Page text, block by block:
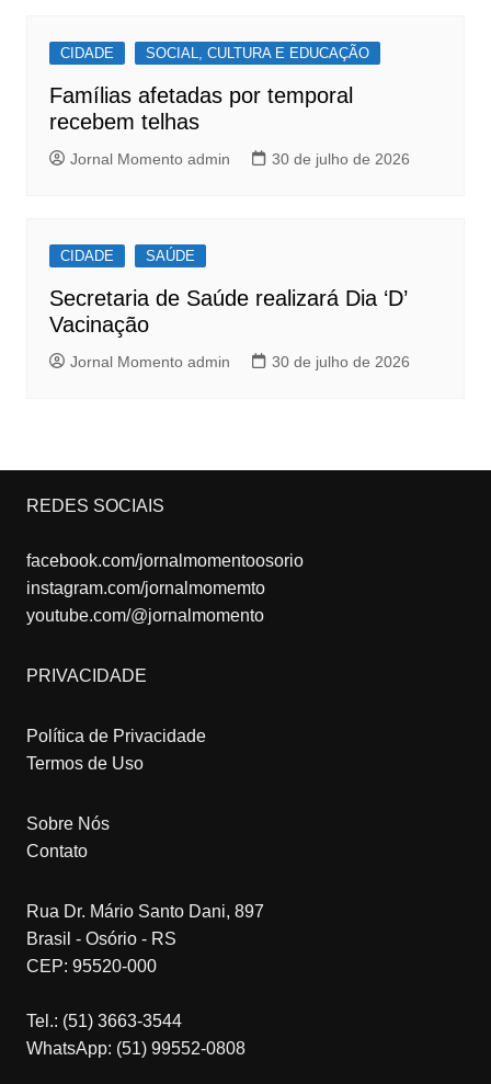
CIDADE SOCIAL, CULTURA E EDUCAÇÃO
Famílias afetadas por temporal
recebem telhas
Jornal Momento admin 30 de julho de 2026
CIDADE SAÚDE
Secretaria de Saúde realizará Dia ‘D’
Vacinação
Jornal Momento admin 30 de julho de 2026
REDES SOCIAIS
facebook.com/jornalmomentoosorio
instagram.com/jornalmomemto
youtube.com/@jornalmomento
PRIVACIDADE
Política de Privacidade
Termos de Uso
Sobre Nós
Contato
Rua Dr. Mário Santo Dani, 897
Brasil - Osório - RS
CEP: 95520-000
Tel.: (51) 3663-3544
WhatsApp: (51) 99552-0808